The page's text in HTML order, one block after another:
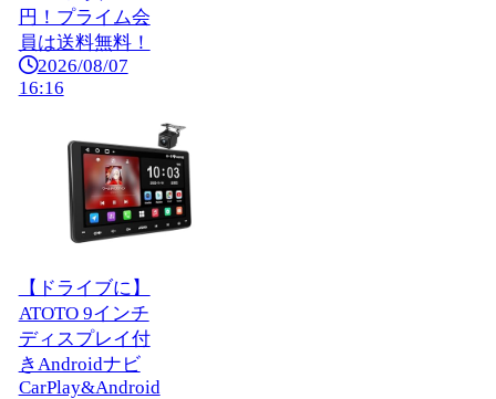
円！プライム会
員は送料無料！
2026/08/07
16:16
【ドライブに】
ATOTO 9インチ
ディスプレイ付
きAndroidナビ
CarPlay&Android